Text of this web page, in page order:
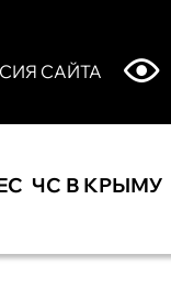
САЙТА
ЧС В КРЫМУ